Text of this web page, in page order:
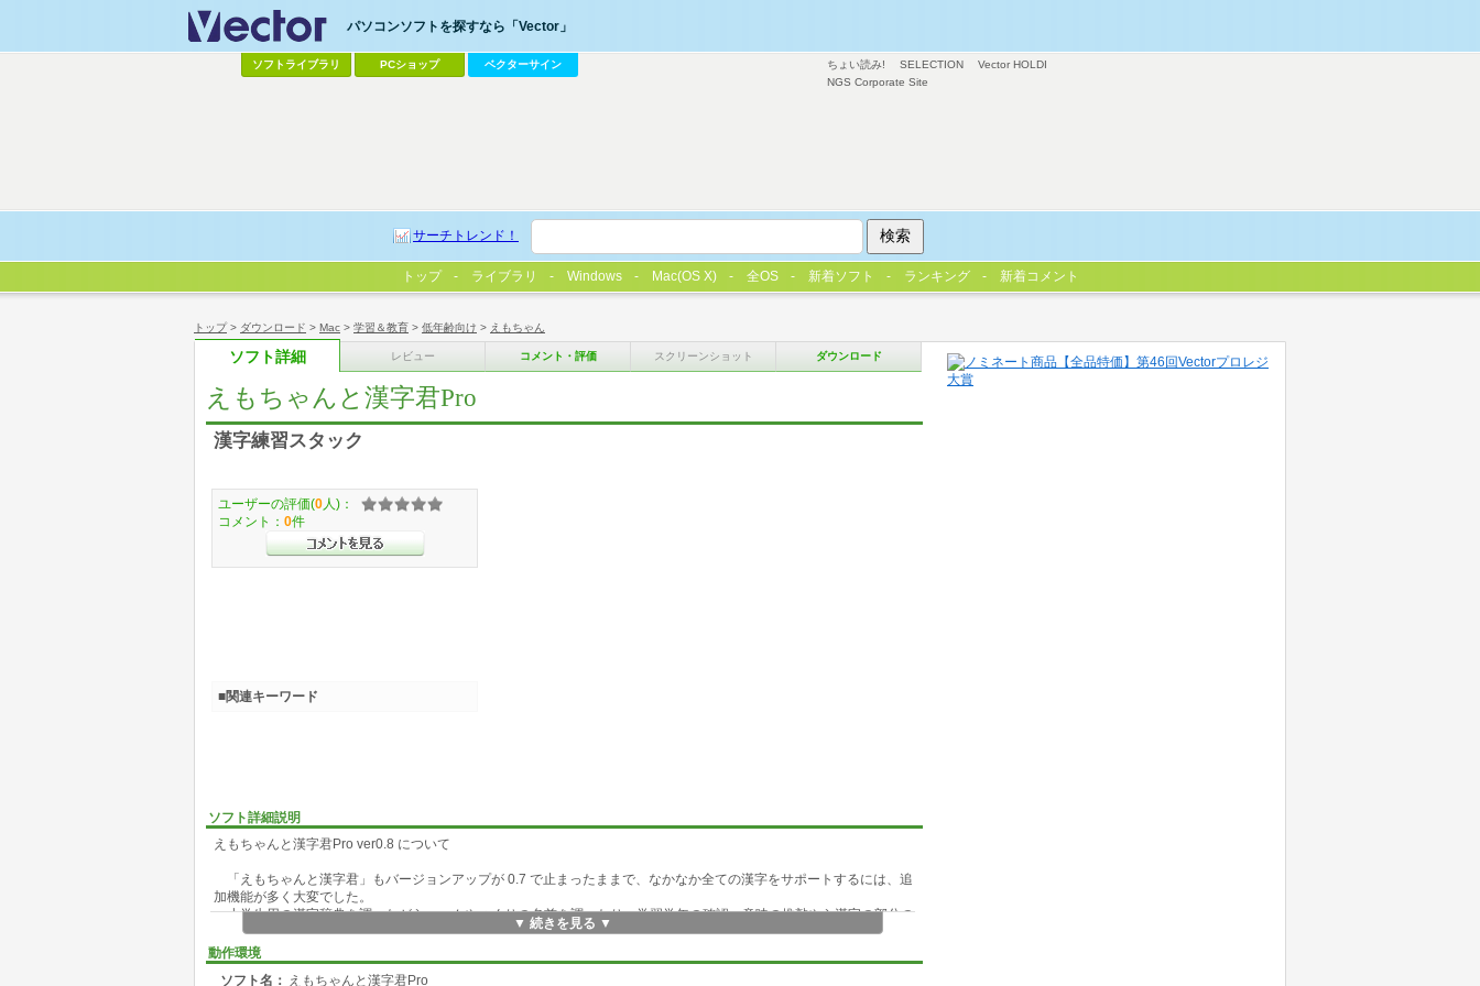
トップ> ダウンロード > Mac > 学習＆教育 > 低年齢向け > えもちゃん
ソフト詳細 レビュー コメント・評価 スクリーンショット ダウンロード
えもちゃんと漢字君Pro
漢字練習スタック
ソフト詳細説明
えもちゃんと漢字君Pro ver0.8 について
「えもちゃんと漢字君」もバージョンアップが 0.7 で止まったままで、なかなか全ての漢字をサポートするには、追
加機能が多く大変でした。
小学生用の漢字辞典を調べながら、へんやつくりの名前を調べたり、学習学年の確認、意味の推敲やら漢字の部分の
構成をチェックしたりしてると、小学１年生で習う簡単な漢字ほど、漢字を構成部分で分けるのが難しくなってしまい
ます。
▼ 続きを見る ▼
動作環境
ソフト名： えもちゃんと漢字君Pro
ユーザーの評価(0 人)：
コメント： 0件
■関連キーワード
ちょい読み! SELECTION
Vector HOLDI
NGS Corporate Site
パソコンソフトを探すなら「Vector」
ソフトライブラリ PCショップ ベクターサイン
サーチトレンド！
トップ ライブラリ Windows Mac(OS X) 全OS 新着ソフト ランキング 新着コメント